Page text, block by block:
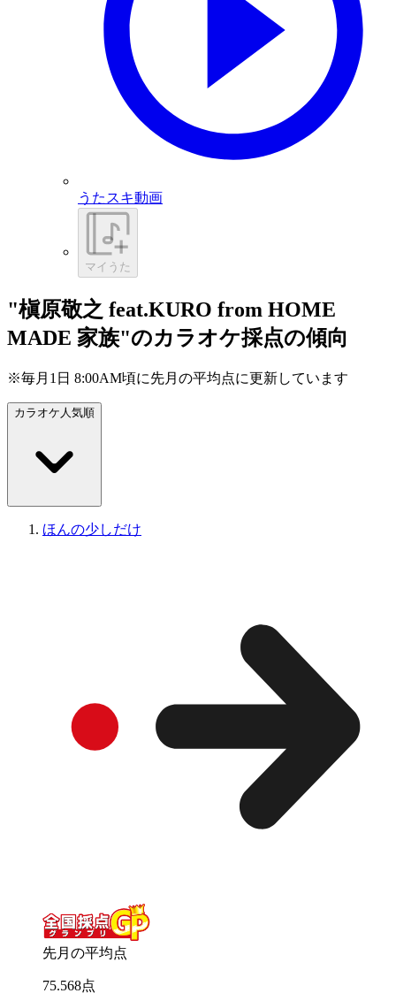
うたスキ動画
マイうた
"槇原敬之 feat.KURO from HOME
MADE 家族"のカラオケ採点の傾向
※毎月1日 8:00AM頃に先月の平均点に更新しています
カラオケ人気順
ほんの少しだけ
先月の平均点
75.568点